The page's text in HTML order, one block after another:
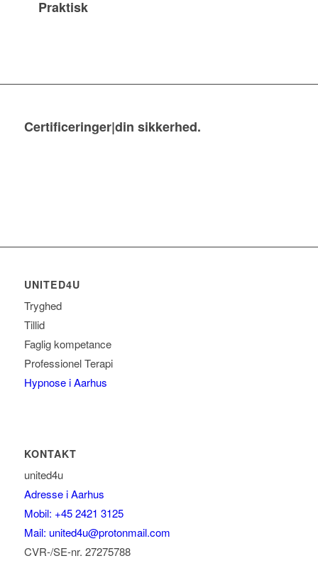
Praktisk
Certificeringer|din sikkerhed.
UNITED4U
Tryghed
Tillid
Faglig kompetance
Professionel Terapi
Hypnose i Aarhus
KONTAKT
united4u
Adresse i Aarhus
Mobil: +45 2421 3125
Mail: united4u@protonmail.com
CVR-/SE-nr. 27275788